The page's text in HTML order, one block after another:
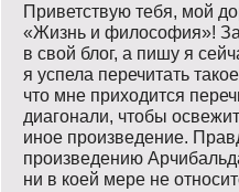
Приветствую тебя, мой
«Жизнь и философия»!
в свой блог, а пишу я
я успела перечитать
что мне приходится
диагонали, чтобы
иное произведение.
произведению
ни в коей мере не